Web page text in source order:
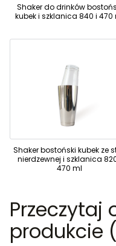
Shaker do drinków
kubek i szklanica 840 i 470
Shaker bostoński kubek ze
nierdzewnej i szklanica
470 ml
Przeczytaj
produkcie